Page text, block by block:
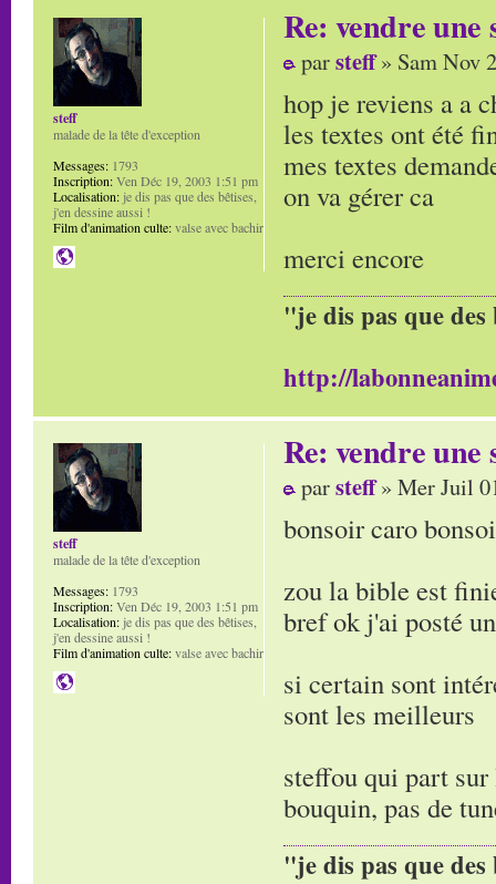
Re: vendre une
parsteff» Sam Nov
hop je reviens a a
les textes ont été
mes textes
on va gérer ca
merci encore
"je dis pas que
http://
steff
malade de la tête d'exception
Messages: 1793
Inscription:Ven Déc 19, 2003 1:51 pm
Localisation: je dis pas que des bêtises,
j'en dessine aussi !
Film d'animation culte:valse avec bachir
Re: vendre une
parsteff» Mer Juil
bonsoir caro
zou la bible est
bref ok j'ai posté
si certain sont
sont les meilleurs
steffou qui part
bouquin, pas de
"je dis pas que
steff
malade de la tête d'exception
Messages: 1793
Inscription:Ven Déc 19, 2003 1:51 pm
Localisation:je dis pas que des bêtises,
j'en dessine aussi !
Film d'animation culte:valse avec bachir